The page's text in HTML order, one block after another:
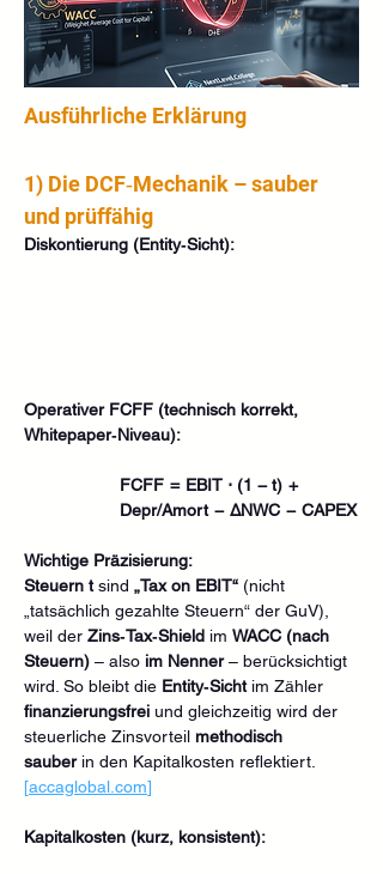
Ausführliche Erklärung
1) Die DCF‑Mechanik – sauber
und prüffähig
Diskontierung (Entity‑Sicht):
Operativer FCFF (technisch korrekt,
Whitepaper‑Niveau):
FCFF  =  EBIT ⋅ (1 − t)  +
Depr/Amort  −  ΔNWC  −  CAPEX
Wichtige Präzisierung:
Steuern t sind „Tax on EBIT“ (nicht
„tatsächlich gezahlte Steuern“ der GuV),
weil der Zins‑Tax‑Shield im WACC (nach
Steuern) – also im Nenner – berücksichtigt
wird. So bleibt die Entity‑Sicht im Zähler
finanzierungsfrei und gleichzeitig wird der
steuerliche Zinsvorteil methodisch
sauber in den Kapitalkosten reflektiert.
[accaglobal.com]
Kapitalkosten (kurz, konsistent):